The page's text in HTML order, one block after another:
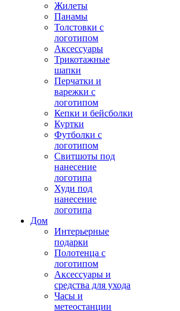
Жилеты
Панамы
Толстовки с
логотипом
Аксессуары
Трикотажные
шапки
Перчатки и
варежки с
логотипом
Кепки и бейсболки
Куртки
Футболки с
логотипом
Свитшоты под
нанесение
логотипа
Худи под
нанесение
логотипа
Дом
Интерьерные
подарки
Полотенца с
логотипом
Аксессуары и
средства для ухода
Часы и
метеостанции